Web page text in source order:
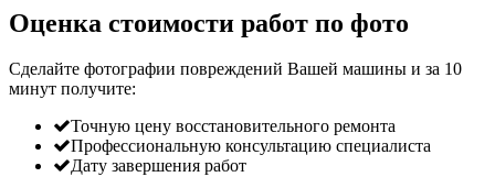
Оценка стоимости работ по фото
Сделайте фотографии повреждений Вашей машины и за 10
минут получите:
Точную цену восстановительного ремонта
Профессиональную консультацию специалиста
Дату завершения работ